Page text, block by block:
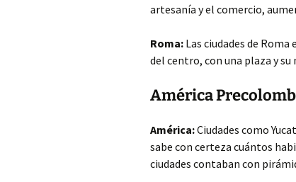
artesanía y el comercio,
Roma: Las ciudades de
del centro, con una plaza y
América
América:Ciudades como
sabe con certeza cuántos
ciudades contaban con